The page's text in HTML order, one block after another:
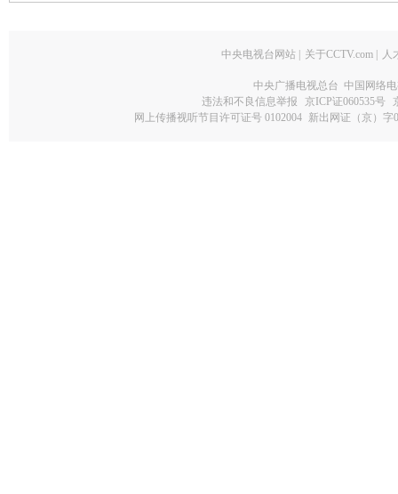
中央电视台网站 | 关于CCTV.com | 人
中央广播电视总台 中国网络
违法和不良信息举报
京ICP证060535号
网上传播视听节目许可证号 0102004 新出网证（京）